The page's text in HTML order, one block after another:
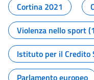
Cortina 2021
Violenza nello sport
Istituto per il Credito
Parlamento europeo